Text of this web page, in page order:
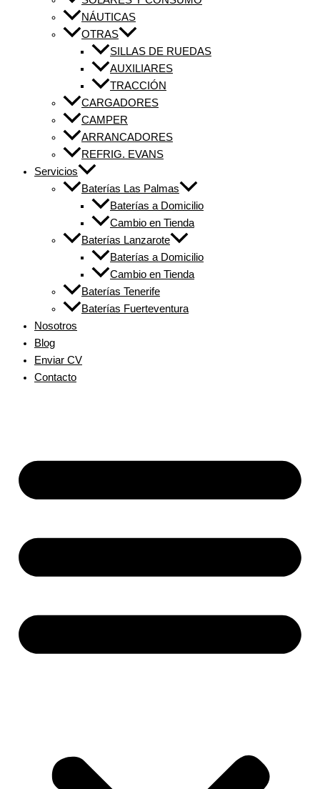
NÁUTICAS
OTRAS
SILLAS DE RUEDAS
AUXILIARES
TRACCIÓN
CARGADORES
CAMPER
ARRANCADORES
REFRIG. EVANS
Servicios
Baterías Las Palmas
Baterías a Domicilio
Cambio en Tienda
Baterías Lanzarote
Baterías a Domicilio
Cambio en Tienda
Baterías Tenerife
Baterías Fuerteventura
Nosotros
Blog
Enviar CV
Contacto